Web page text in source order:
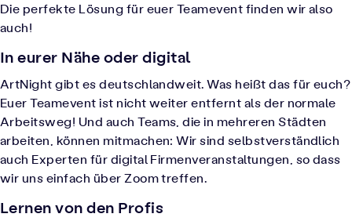
Die perfekte Lösung für euer Teamevent finden wir also
auch!
In eurer Nähe oder digital
ArtNight gibt es deutschlandweit. Was heißt das für euch?
Euer Teamevent ist nicht weiter entfernt als der normale
Arbeitsweg! Und auch Teams, die in mehreren Städten
arbeiten, können mitmachen: Wir sind selbstverständlich
auch Experten für digital Firmenveranstaltungen, so dass
wir uns einfach über Zoom treffen.
Lernen von den Profis